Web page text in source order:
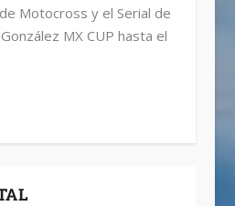
Motocross y el Serial de
MX CUP hasta el